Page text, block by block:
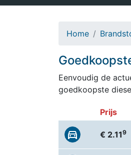
Home
Eenvoudig de
goedkoopste
Prijs
€ 2.119